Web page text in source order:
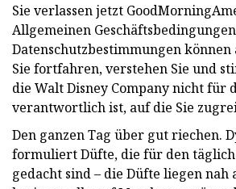
Sie verlassen jetzt
Allgemeinen
Datenschutzbestimmungen
Sie fortfahren, verstehen Sie und
die Walt Disney Company nicht für
verantwortlich ist, auf die Sie
Den ganzen Tag über gut riechen.
formuliert Düfte, die für den
gedacht sind – die Düfte liegen